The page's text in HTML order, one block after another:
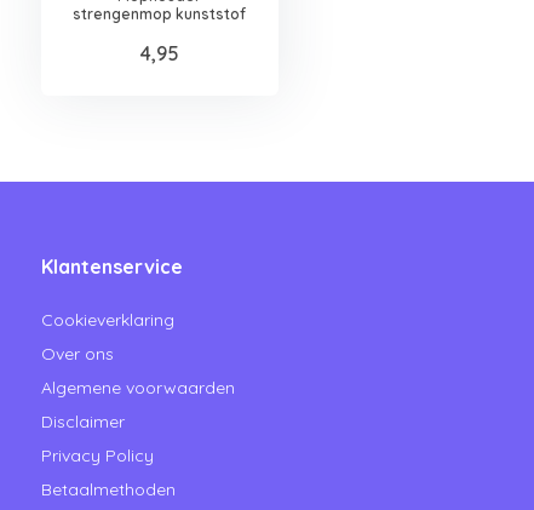
strengenmop kunststof
4,95
Klantenservice
Cookieverklaring
Over ons
Algemene voorwaarden
Disclaimer
Privacy Policy
Betaalmethoden